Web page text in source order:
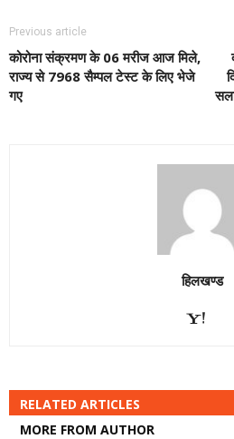
Previous article
कोरोना संक्रमण के 06 मरीज आज मिले,
राज्य से 7968 सैम्पल टेस्ट के लिए भेजे
गए
हिलखण्ड
RELATED ARTICLES
MORE FROM AUTHOR